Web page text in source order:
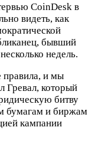
CoinDesk в
видеть, как
бывший
недель.
и мы
Гревал, который
битву
бумагам и биржам
кампании